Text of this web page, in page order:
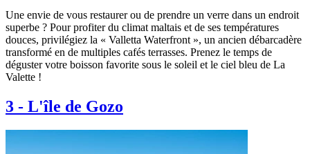
Une envie de vous restaurer ou de prendre un verre dans un endroit
superbe ? Pour profiter du climat maltais et de ses températures
douces, privilégiez la « Valletta Waterfront », un ancien débarcadère
transformé en de multiples cafés terrasses. Prenez le temps de
déguster votre boisson favorite sous le soleil et le ciel bleu de La
Valette !
3 - L'île de Gozo